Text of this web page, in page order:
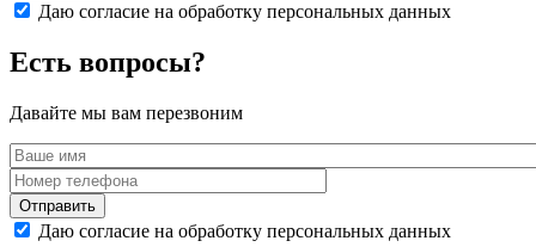
Даю согласие на обработку персональных данных
Есть вопросы?
Давайте мы вам перезвоним
Даю согласие на обработку персональных данных